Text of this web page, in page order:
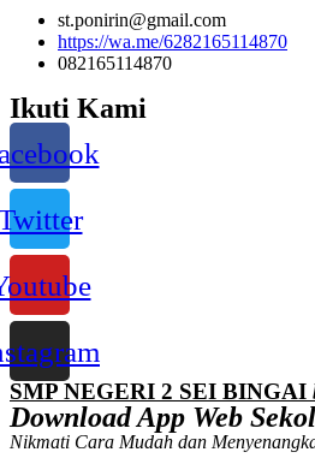
st.ponirin@gmail.com
https://wa.me/6282165114870
082165114870
Ikuti Kami
SMP NEGERI 2 SEI BINGAI
Download App Web
Nikmati Cara Mudah dan